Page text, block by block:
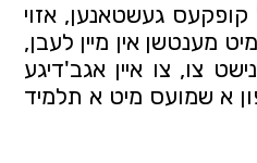
קופקעס געשטאנען, אזוי
מענטשן אין מיין לעבן,
צו, צו איין אגב'דיגע
א שמועס מיט א תלמיד